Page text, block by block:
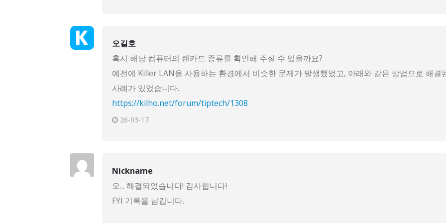
오길호
혹시 해당 컴퓨터의 랜카드 종류를 확인해 주실 수 있을까요?
예전에 Killer LAN을 사용하는 환경에서 비슷한 문제가 발생했었고, 아래와 같은 방법으로 해결
사례가 있었습니다.
https://kilho.net/forum/tiptech/1308
26-03-17
Nickname
오... 해결되었습니다! 감사합니다!
FYI 기록을 남깁니다.